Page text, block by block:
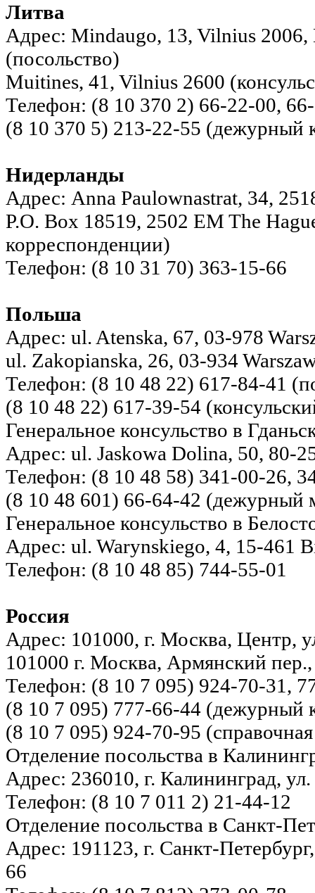
Литва
Адрес: Mindaugo, 13, Vilnius 2006,
(посольство)
Muitines, 41, Vilnius 2600
Телефон: (8 10 370 2) 66-22-00,
(8 10 370 5) 213-22-55 (дежурный
Нидерланды
Адрес: Anna Paulownastrat, 34,
P.O. Box 18519, 2502 EM The
корреспонденции)
Телефон: (8 10 31 70) 363-15-66
Польша
Адрес: ul. Atenska, 67, 03-978
ul. Zakopianska, 26, 03-934
Телефон: (8 10 48 22) 617-84-41
(8 10 48 22) 617-39-54
Генеральное консульство в
Адрес: ul. Jaskowa Dolina, 50, 80-
Телефон: (8 10 48 58) 341-00-26,
(8 10 48 601) 66-64-42 (дежурный
Генеральное консульство в
Адрес: ul. Warynskiego, 4, 15-461
Телефон: (8 10 48 85) 744-55-01
Россия
Адрес: 101000, г. Москва, Центр,
101000 г. Москва, Армянский
Телефон: (8 10 7 095) 924-70-31,
(8 10 7 095) 777-66-44 (дежурный
(8 10 7 095) 924-70-95 (справочная
Отделение посольства в
Адрес: 236010, г. Калининград,
Телефон: (8 10 7 011 2) 21-44-12
Отделение посольства в Санкт-
Адрес: 191123, г. Санкт-
66